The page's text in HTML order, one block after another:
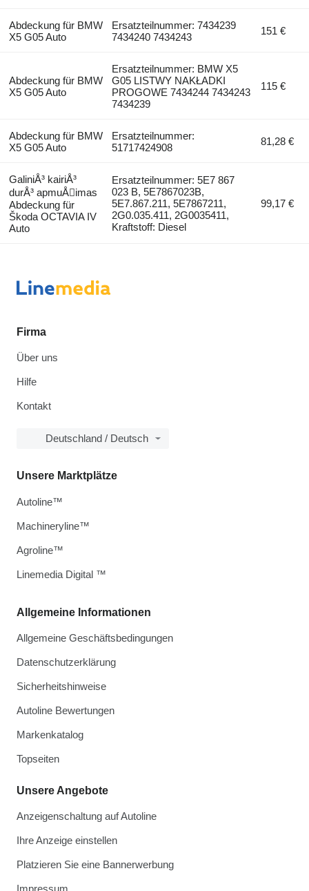
Abdeckung für BMW
X5 G05 Auto
Ersatzteilnummer: 7434239
7434240 7434243
151 €
Abdeckung für BMW
X5 G05 Auto
Ersatzteilnummer: BMW X5
G05 LISTWY NAKŁADKI
PROGOWE 7434244 7434243
7434239
115 €
Abdeckung für BMW
X5 G05 Auto
Ersatzteilnummer:
51717424908
81,28 €
GaliniÅ³ kairiÅ³
durÅ³ apmuÅimas
Abdeckung für
Škoda OCTAVIA IV
Auto
Ersatzteilnummer: 5E7 867
023 B, 5E7867023B,
5E7.867.211, 5E7867211,
2G0.035.411, 2G0035411,
Kraftstoff: Diesel
99,17 €
Firma
Über uns
Hilfe
Kontakt
Deutschland / Deutsch
Allgemeine Informationen
Allgemeine Geschäftsbedingungen
Datenschutzerklärung
Sicherheitshinweise
Autoline Bewertungen
Markenkatalog
Topseiten
Unsere Angebote
Anzeigenschaltung auf Autoline
Ihre Anzeige einstellen
Platzieren Sie eine Bannerwerbung
Impressum
Unsere Marktplätze
Autoline™
Machineryline™
Agroline™
Linemedia Digital ™